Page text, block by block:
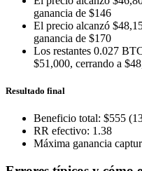
ganancia de $146
El precio alcanzó
ganancia de $170
Los restantes 0.027
$51,000, cerrando a
Resultado final
Beneficio total: $555
RR efectivo: 1.38
Máxima ganancia